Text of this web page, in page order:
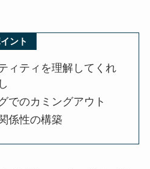
ント
ィティを理解してくれ
でのカミングアウト
係性の構築